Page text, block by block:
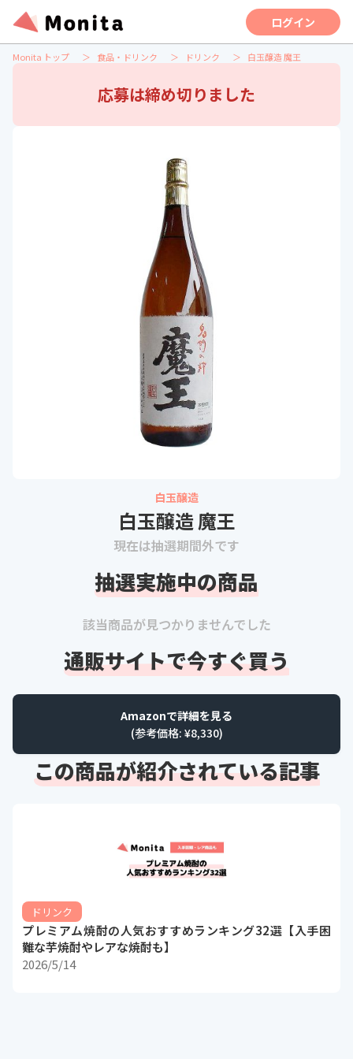
ログイン
Monita トップ 食品・ドリンク ドリンク 白玉醸造 魔王
応募は締め切りました
白玉醸造
白玉醸造 魔王
現在は抽選期間外です
抽選実施中の商品
該当商品が見つかりませんでした
通販サイトで今すぐ買う
Amazonで詳細を見る
(参考価格: ¥8,330)
この商品が紹介されている記事
ドリンク
プレミアム焼酎の人気おすすめランキング32選【入手困
難な芋焼酎やレアな焼酎も】
2026/5/14